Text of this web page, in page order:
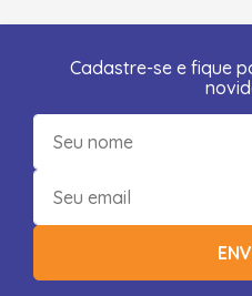
Cadastre-se e fique